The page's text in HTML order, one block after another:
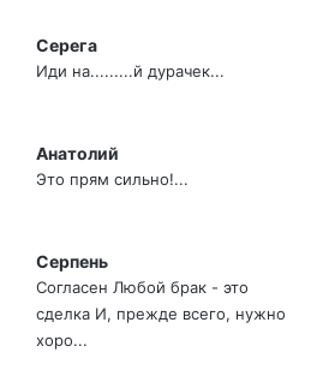
Серега
Иди на.........й дурачек...
Анатолий
Это прям сильно!...
Серпень
Согласен Любой брак - это
сделка И, прежде всего, нужно
хоро...